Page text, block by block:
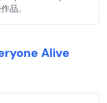
品。
Alive